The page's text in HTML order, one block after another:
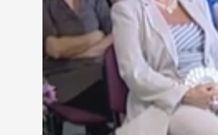
Bagdy Emőke pszichológus
pedagógusok lelkileg
elkerüljék a kiégést.
Prof. dr. Bagdy Emőke -
"A speciális nevelési igény ma
megterhelést jelent a